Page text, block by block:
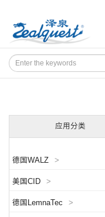
应用分类
德国WALZ >
美国CID >
德国LemnaTec >